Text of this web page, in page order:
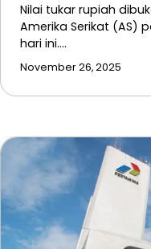
Nilai tukar rupiah
Amerika Serikat (AS)
hari ini.…
November 26, 2025